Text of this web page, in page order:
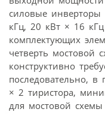
силовые
кГц, 20 кВт × 16
комплектующих
четверть мостовой
конструктивно
последовательно, в
× 2 тиристора,
для мостовой